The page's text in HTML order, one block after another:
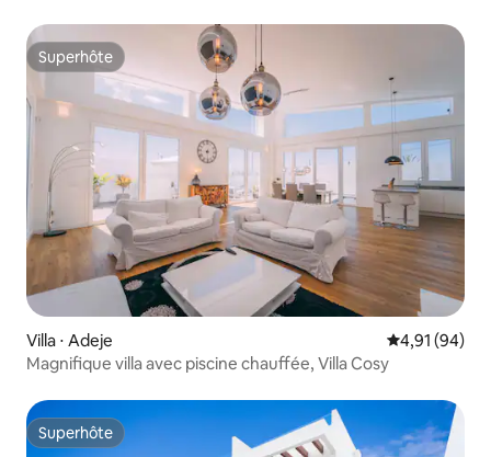
Superhôte
Superhôte
Villa ⋅ Adeje Évaluation
4,91 (94)
Magnifique villa avec piscine chauffée, Villa Cosy
Superhôte
Superhôte